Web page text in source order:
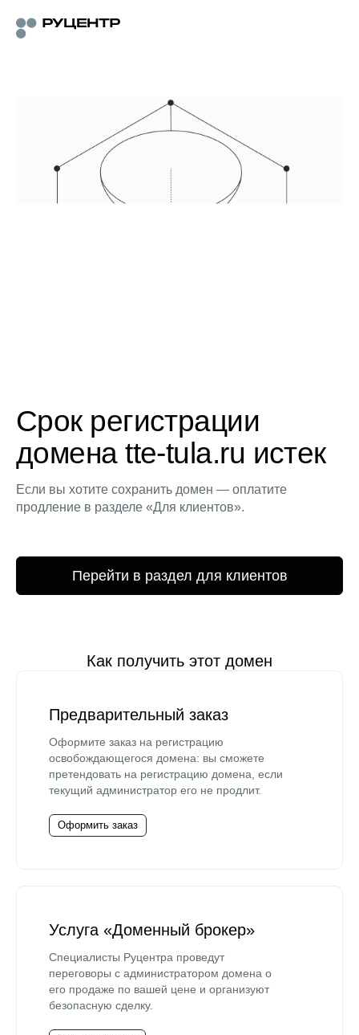
Срок регистрации
домена tte-tula.ru истек
Если вы хотите сохранить домен — оплатите
продление в разделе «Для клиентов».
Перейти в раздел для клиентов
Как получить этот домен
Предварительный заказ
Оформите заказ на регистрацию
освобождающегося домена: вы сможете
претендовать на регистрацию домена, если
текущий администратор его не продлит.
Оформить заказ
Услуга «Доменный брокер»
Специалисты Руцентра проведут
переговоры с администратором домена о
его продаже по вашей цене и организуют
безопасную сделку.